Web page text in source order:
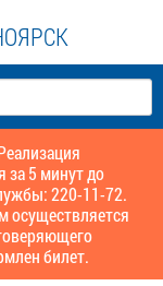
за 5 минут до
220-11-72.
осуществляется
билет.